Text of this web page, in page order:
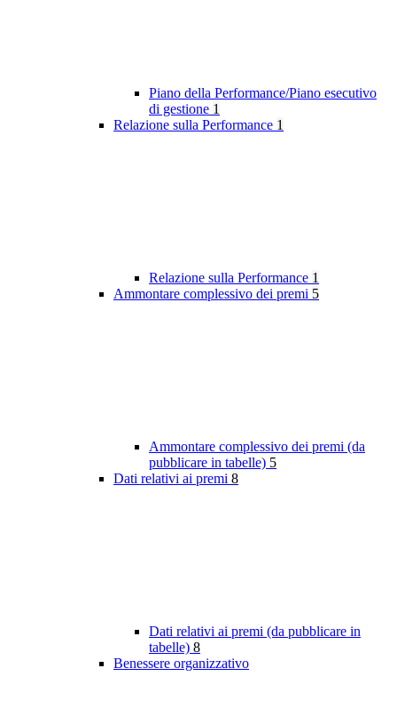
Piano della Performance/Piano esecutivo
di gestione 1
Relazione sulla Performance 1
Relazione sulla Performance 1
Ammontare complessivo dei premi 5
Ammontare complessivo dei premi (da
pubblicare in tabelle) 5
Dati relativi ai premi 8
Dati relativi ai premi (da pubblicare in
tabelle) 8
Benessere organizzativo